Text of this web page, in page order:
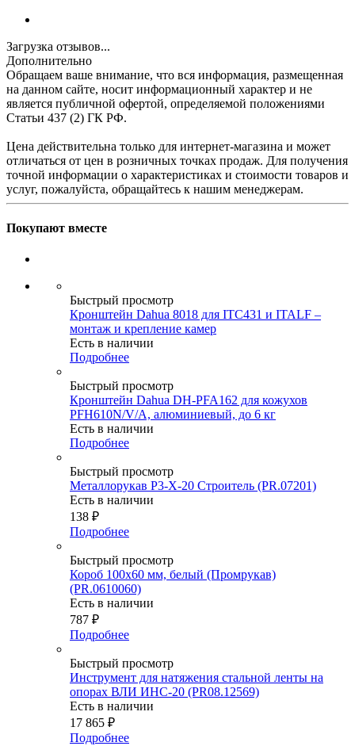
Загрузка отзывов...
Дополнительно
Обращаем ваше внимание, что вся информация, размещенная
на данном сайте, носит информационный характер и не
является публичной офертой, определяемой положениями
Статьи 437 (2) ГК РФ.
Цена действительна только для интернет-магазина и может
отличаться от цен в розничных точках продаж. Для получения
точной информации о характеристиках и стоимости товаров и
услуг, пожалуйста, обращайтесь к нашим менеджерам.
Покупают вместе
Быстрый просмотр
Кронштейн Dahua 8018 для ITC431 и ITALF –
монтаж и крепление камер
Есть в наличии
Подробнее
Быстрый просмотр
Кронштейн Dahua DH-PFA162 для кожухов
PFH610N/V/A, алюминиевый, до 6 кг
Есть в наличии
Подробнее
Быстрый просмотр
Металлорукав Р3-Х-20 Строитель (PR.07201)
Есть в наличии
138 ₽
Подробнее
Быстрый просмотр
Короб 100х60 мм, белый (Промрукав)
(PR.0610060)
Есть в наличии
787 ₽
Подробнее
Быстрый просмотр
Инструмент для натяжения стальной ленты на
опорах ВЛИ ИНС-20 (PR08.12569)
Есть в наличии
17 865 ₽
Подробнее